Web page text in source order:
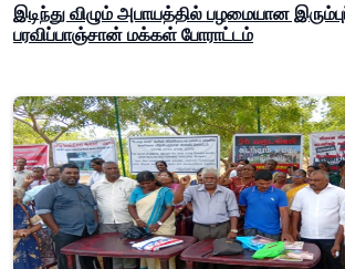
இடிந்து விழும் அபாயத்தில் பழமையான
பரவிப்பாஞ்சான் மக்கள் போராட்டம்